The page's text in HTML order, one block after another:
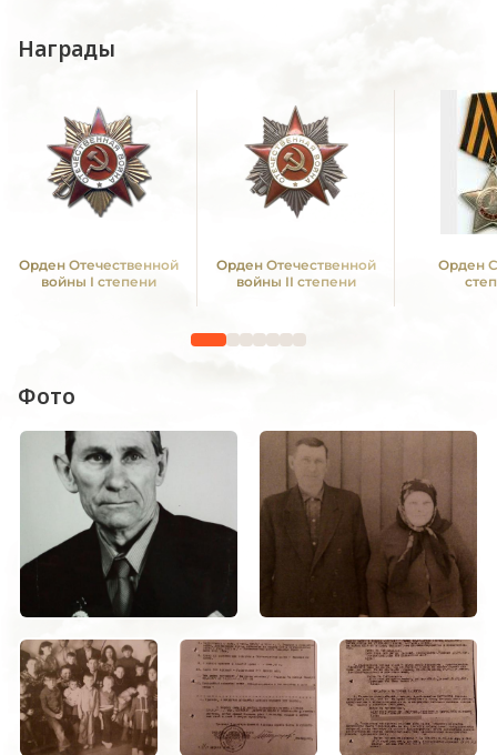
Награды
Орден Отечественной
войны I степени
Орден Отечественной
войны II степени
Орден
Фото